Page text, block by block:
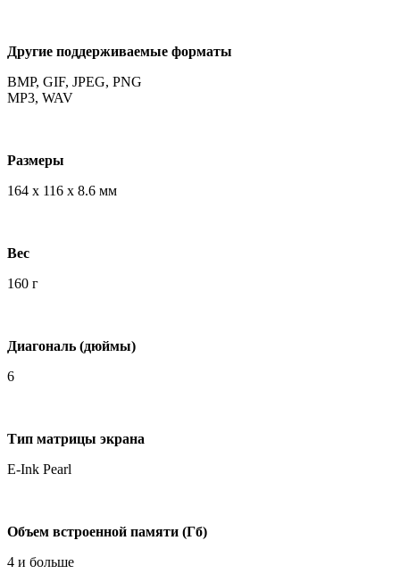
Другие поддерживаемые форматы
BMP, GIF, JPEG, PNG
MP3, WAV
Размеры
164 х 116 х 8.6 мм
Вес
160 г
Диагональ (дюймы)
6
Тип матрицы экрана
E-Ink Pearl
Объем встроенной памяти (Гб)
4 и больше